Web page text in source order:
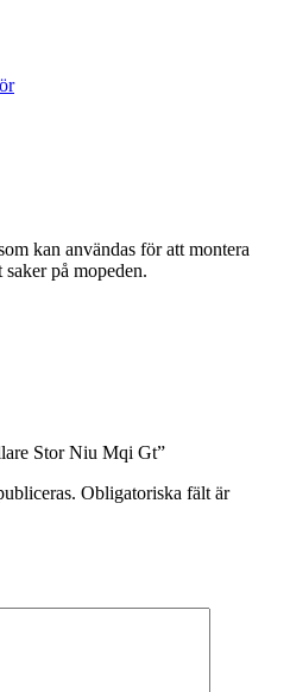
kan användas för att montera
på mopeden.
Stor Niu Mqi Gt”
Obligatoriska fält är